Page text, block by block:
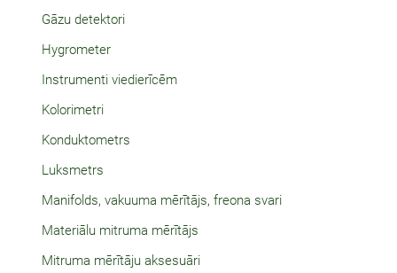
Gāzu detektori
Hygrometer
Instrumenti viedierīcēm
Kolorimetri
Konduktometrs
Luksmetrs
Manifolds, vakuuma mērītājs, freona svari
Materiālu mitruma mērītājs
Mitruma mērītāju aksesuāri